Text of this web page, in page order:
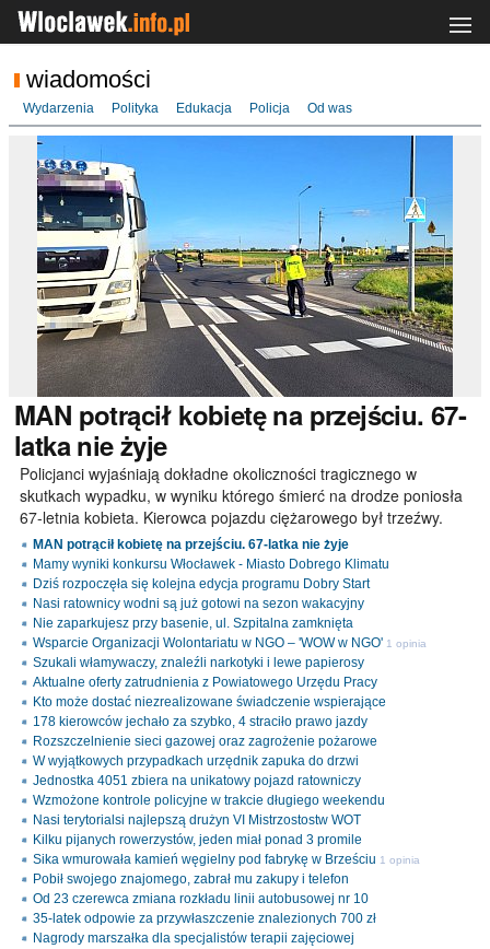
wiadomości
Wydarzenia Polityka Edukacja Policja Od was
MAN potrącił kobietę na przejściu. 67-
latka nie żyje
Policjanci wyjaśniają dokładne okoliczności tragicznego w
skutkach wypadku, w wyniku którego śmierć na drodze poniosła
67-letnia kobieta. Kierowca pojazdu ciężarowego był trzeźwy.
MAN potrącił kobietę na przejściu. 67-latka nie żyje
Mamy wyniki konkursu Włocławek - Miasto Dobrego Klimatu
Dziś rozpoczęła się kolejna edycja programu Dobry Start
Nasi ratownicy wodni są już gotowi na sezon wakacyjny
Nie zaparkujesz przy basenie, ul. Szpitalna zamknięta
Wsparcie Organizacji Wolontariatu w NGO – 'WOW w NGO' 1 opinia
Szukali włamywaczy, znaleźli narkotyki i lewe papierosy
Aktualne oferty zatrudnienia z Powiatowego Urzędu Pracy
Kto może dostać niezrealizowane świadczenie wspierające
178 kierowców jechało za szybko, 4 straciło prawo jazdy
Rozszczelnienie sieci gazowej oraz zagrożenie pożarowe
W wyjątkowych przypadkach urzędnik zapuka do drzwi
Jednostka 4051 zbiera na unikatowy pojazd ratowniczy
Wzmożone kontrole policyjne w trakcie długiego weekendu
Nasi terytorialsi najlepszą drużyn VI Mistrzostostw WOT
Kilku pijanych rowerzystów, jeden miał ponad 3 promile
Sika wmurowała kamień węgielny pod fabrykę w Brześciu 1 opinia
Pobił swojego znajomego, zabrał mu zakupy i telefon
Od 23 czerewca zmiana rozkładu linii autobusowej nr 10
35-latek odpowie za przywłaszczenie znalezionych 700 zł
Nagrody marszałka dla specjalistów terapii zajęciowej